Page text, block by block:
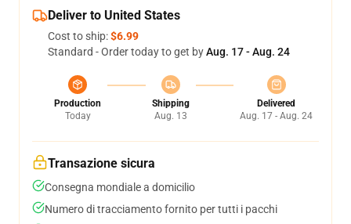
Deliver to United States
Cost to ship:$6.99
Standard - Order today to get byAug. 17 - Aug. 24
Production
Today
Shipping
Aug. 13
Delivered
Aug. 17 - Aug. 24
Transazione sicura
Consegna mondiale a domicilio
Numero di tracciamento fornito per tutti i pacchi